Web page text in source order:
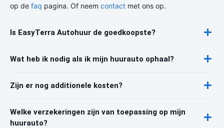
op de faq pagina. Of neem contact met ons op.
Is EasyTerra Autohuur de goedkoopste?
Wat heb ik nodig als ik mijn huurauto ophaal?
Zijn er nog additionele kosten?
Welke verzekeringen zijn van toepassing op mijn
huurauto?